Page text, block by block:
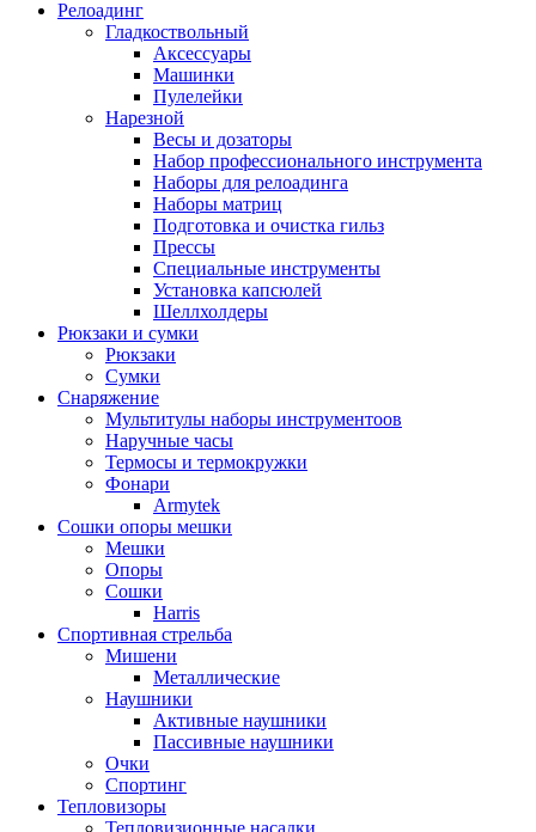
Релоадинг
Гладкоствольный
Аксессуары
Машинки
Пулелейки
Нарезной
Весы и дозаторы
Набор профессионального инструмента
Наборы для релоадинга
Наборы матриц
Подготовка и очистка гильз
Прессы
Специальные инструменты
Установка капсюлей
Шеллхолдеры
Рюкзаки и сумки
Рюкзаки
Сумки
Снаряжение
Мультитулы наборы инструментоов
Наручные часы
Термосы и термокружки
Фонари
Armytek
Сошки опоры мешки
Мешки
Опоры
Сошки
Harris
Спортивная стрельба
Мишени
Металлические
Наушники
Активные наушники
Пассивные наушники
Очки
Спортинг
Тепловизоры
Тепловизионные насадки